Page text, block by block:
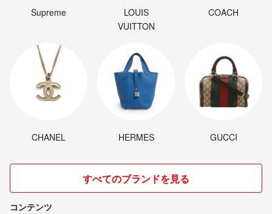
Supreme
LOUIS
VUITTON
COACH
CHANEL HERMES GUCCI
すべてのブランドを見る
コンテンツ